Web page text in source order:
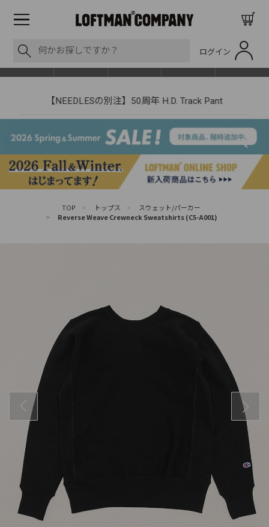
ログイン
【NEEDLESの別注】50周年 H.D. Track Pant
TOP > トップス >
スウェット/パーカー
>
Reverse Weave Crewneck Sweatshirts (C5-A001)